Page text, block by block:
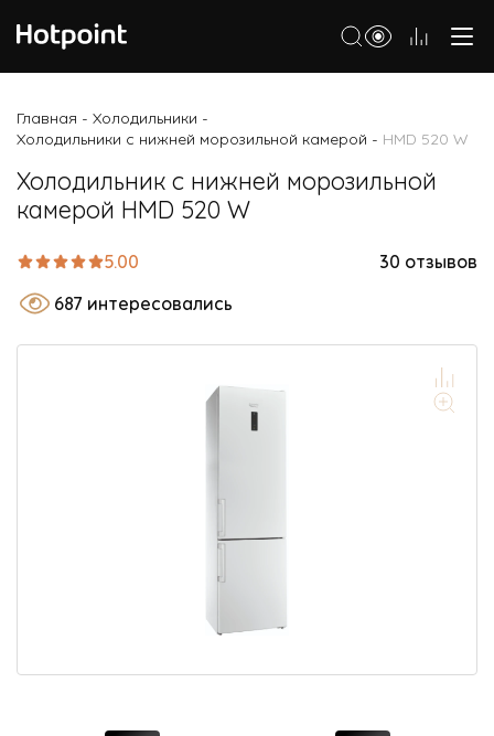
Морозильные камеры
Стиральные и сушильные машины
Посудомоечные машины
Варочные панели
Духовые шкафы
Главная - Холодильники -
Холодильники с нижней морозильной камерой - HMD 520 W
Холодильник с нижней морозильной
камерой HMD 520 W
5.00
30 отзывов
687 интересовались